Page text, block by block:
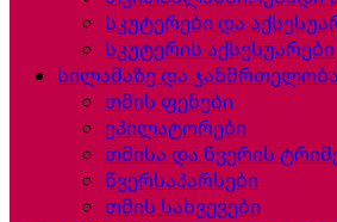
სკუტერები და
სკუტერის აქსესუარები
სილამაზე და ჯანმრთელობა
თმის ფენები
ეპილატორები
თმისა და წვერის
წვერსაპარსები
თმის სახვევები